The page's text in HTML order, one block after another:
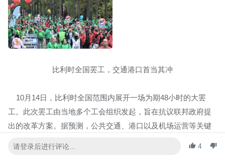
比利时全国罢工，交通港口首当其冲
10月14日，比利时全国范围内展开一场为期48小时的大罢
工。此次罢工由当地多个工会组织发起，旨在抗议联邦政府提
出的改革方案。据预测，公共交通、港口以及机场运营等关键
4